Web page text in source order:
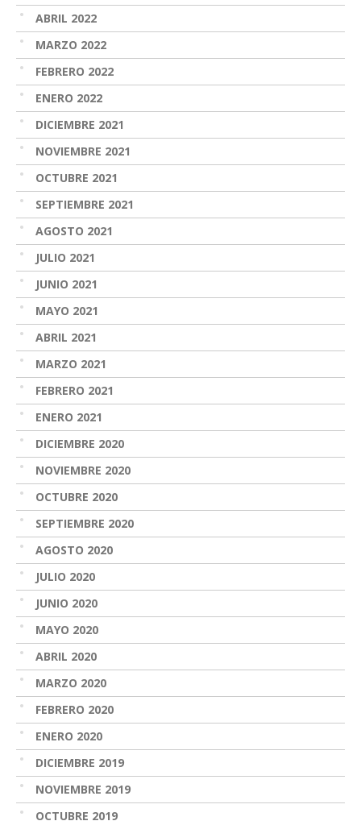
ABRIL 2022
MARZO 2022
FEBRERO 2022
ENERO 2022
DICIEMBRE 2021
NOVIEMBRE 2021
OCTUBRE 2021
SEPTIEMBRE 2021
AGOSTO 2021
JULIO 2021
JUNIO 2021
MAYO 2021
ABRIL 2021
MARZO 2021
FEBRERO 2021
ENERO 2021
DICIEMBRE 2020
NOVIEMBRE 2020
OCTUBRE 2020
SEPTIEMBRE 2020
AGOSTO 2020
JULIO 2020
JUNIO 2020
MAYO 2020
ABRIL 2020
MARZO 2020
FEBRERO 2020
ENERO 2020
DICIEMBRE 2019
NOVIEMBRE 2019
OCTUBRE 2019